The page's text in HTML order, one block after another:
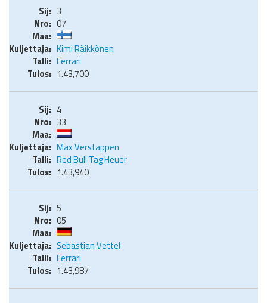
3
07
Kimi Räikkönen
Ferrari
1.43,700
4
33
Max Verstappen
Red Bull Tag Heuer
1.43,940
5
05
Sebastian Vettel
Ferrari
1.43,987